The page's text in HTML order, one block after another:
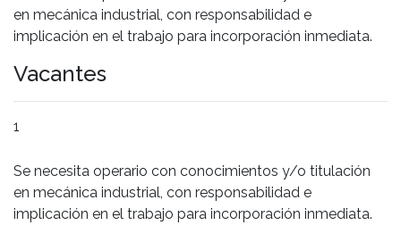
en mecánica industrial, con responsabilidad e
implicación en el trabajo para incorporación inmediata.
Vacantes
1
Se necesita operario con conocimientos y/o titulación
en mecánica industrial, con responsabilidad e
implicación en el trabajo para incorporación inmediata.